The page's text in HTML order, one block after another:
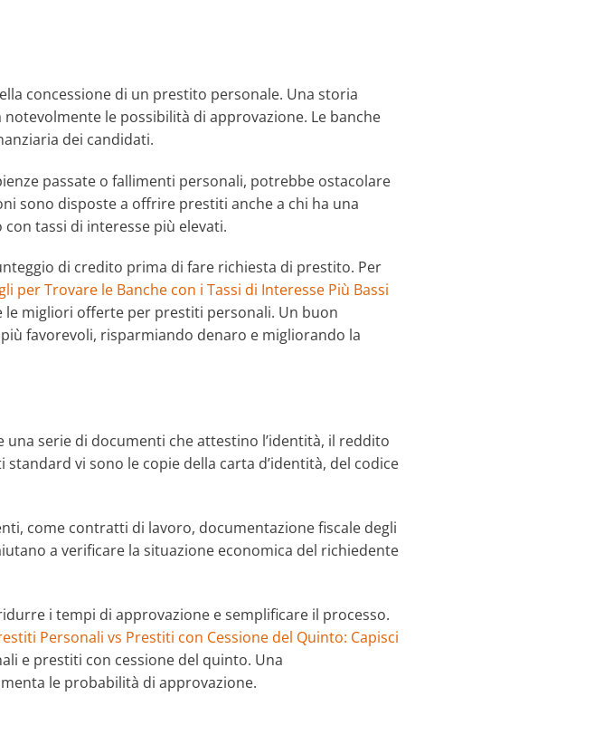
concessione di un prestito personale. Una storia
le possibilità di approvazione. Le banche
dei candidati.
passate o fallimenti personali, potrebbe ostacolare
sono disposte a offrire prestiti anche a chi ha una
tassi di interesse più elevati.
di credito prima di fare richiesta di prestito. Per
per Trovare le Banche con i Tassi di Interesse Più Bassi
le migliori offerte per prestiti personali. Un buon
favorevoli, risparmiando denaro e migliorando la
serie di documenti che attestino l’identità, il reddito
vi sono le copie della carta d’identità, del codice
come contratti di lavoro, documentazione fiscale degli
a verificare la situazione economica del richiedente
i tempi di approvazione e semplificare il processo.
Personali vs Prestiti con Cessione del Quinto: Capisci
e prestiti con cessione del quinto. Una
le probabilità di approvazione.